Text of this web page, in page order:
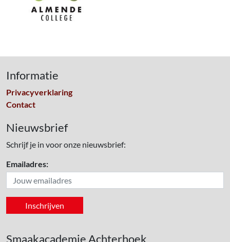
Informatie
Privacyverklaring
Contact
Nieuwsbrief
Schrijf je in voor onze nieuwsbrief:
Emailadres:
Smaakacademie Achterhoek